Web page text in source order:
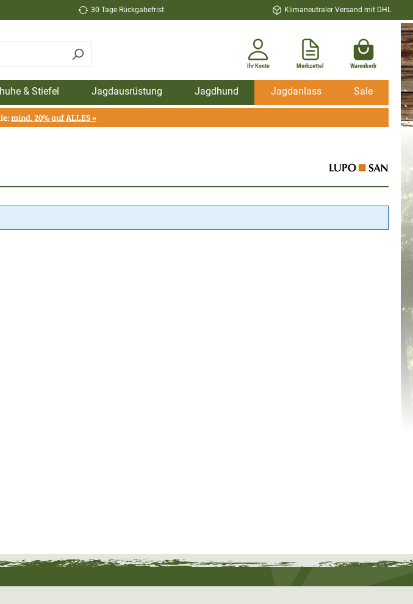
30 Tage Rückgabefrist Klimaneutraler Versand mit DHL
Ihr Konto Merkzettel Warenkorb
& Stiefel Jagdausrüstung Jagdhund Jagdanlass Sale
mind. 20% auf ALLES »